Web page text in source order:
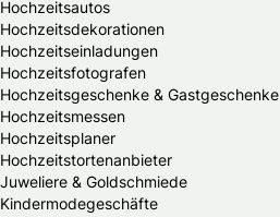
Hochzeitsautos
Hochzeitsdekorationen
Hochzeitseinladungen
Hochzeitsfotografen
Hochzeitsgeschenke & Gastgeschenke
Hochzeitsmessen
Hochzeitsplaner
Hochzeitstortenanbieter
Juweliere & Goldschmiede
Kindermodegeschäfte